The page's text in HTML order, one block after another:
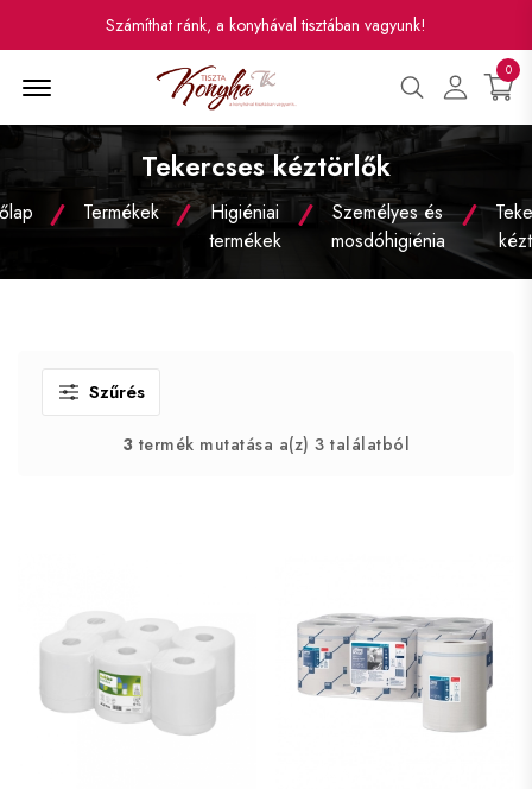
Számíthat ránk, a konyhával tisztában vagyunk!
0
Tekercses kéztörlők
Termékek
Higiéniai
termékek
Személyes és
mosdóhigiénia
Szűrés
3 termék mutatása a(z) 3 találatból